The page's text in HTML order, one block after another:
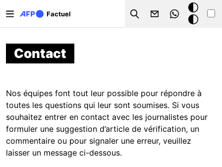
Factuel
Search
Mode
sombre
Contact
Nos équipes font tout leur possible pour répondre à
toutes les questions qui leur sont soumises. Si vous
souhaitez entrer en contact avec les journalistes pour
formuler une suggestion d’article de vérification, un
commentaire ou pour signaler une erreur, veuillez
laisser un message ci-dessous.